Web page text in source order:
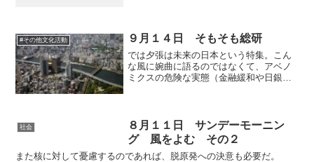
はなく、治療法が確立され...
#その他文化活動 ９月１４日 そもそも総研
では夕張は未来の日本という特集。こん
な風に婉曲に語るのではなくて、アベノ
ミクスの危険な実態（金融緩和や日銀に
がスタートラインのずっと...
社会
８月１１日 サンデーモーニン
グ 風をよむ その２
また核に対して憂慮するのであれば、脱原発への決意も必要だ。